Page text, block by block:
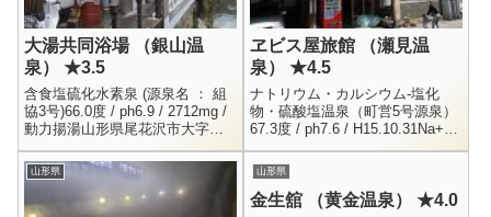
大湯共同浴場 （銀山温
泉） ★3.5
含食塩硫化水素泉 (源泉名 ： 組
協3号)66.0度 / ph6.9 / 2712mg /
動力揚湯山形県尾花沢市大字銀
山新畑男女別内湯200円8:00 -
20:00銀山温泉の温...
ヱビス屋旅館 （瀬見温
泉） ★4.5
ナトリウム・カルシウム-塩化
物・硫酸塩温泉（町営5号源泉）
67.3度 / ph7.6 / H15.10.31Na+ =
466 / Mg++ = 0.4 / Ca++ = 17...
山形県 山形県
金生舘 （黄金温泉） ★4.0